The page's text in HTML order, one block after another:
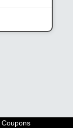
Coupons